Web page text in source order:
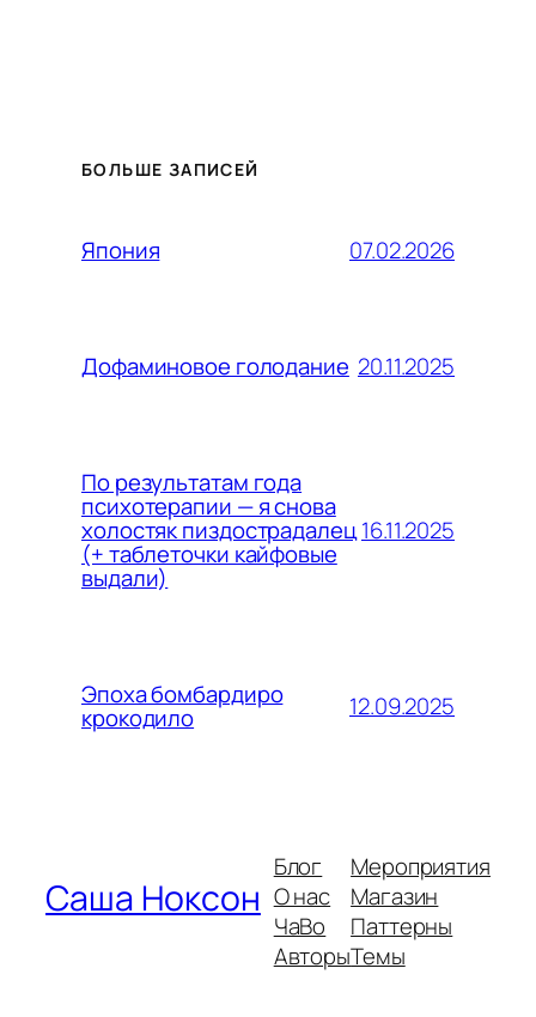
БОЛЬШЕ ЗАПИСЕЙ
Япония 07.02.2026
Дофаминовое голодание 20.11.2025
По результатам года
психотерапии — я снова
холостяк пиздострадалец
(+ таблеточки кайфовые
выдали)
16.11.2025
Эпоха бомбардиро
крокодило 12.09.2025
Саша Ноксон
Блог
О нас
ЧаВо
Авторы
Мероприятия
Магазин
Паттерны
Темы